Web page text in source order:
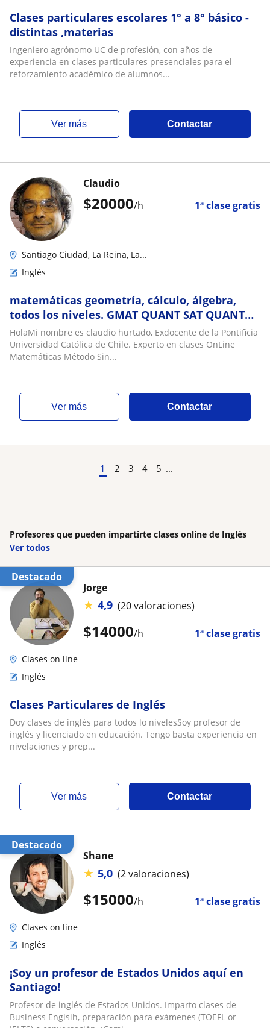
Clases particulares escolares 1° a 8° básico -
distintas ,materias
Ingeniero agrónomo UC de profesión, con años de
experiencia en clases particulares presenciales para el
reforzamiento académico de alumnos...
ver más Contactar
$20000/h 1ª clase gratis
Claudio
Santiago Ciudad, La Reina, La...
Inglés
matemáticas geometría, cálculo, álgebra,
todos los niveles. GMAT QUANT SAT QUANT
GRE QUANT
HolaMi nombre es claudio hurtado, Exdocente de la Pontificia
Universidad Católica de Chile. Experto en clases OnLine
Matemáticas Método Sin...
ver más Contactar
1 2 3 4 5 ...
Profesores que pueden impartirte clases online de Inglés
Ver todos
Destacado
$14000/h 1ª clase gratis
Jorge
★ 4,9 (20 valoraciones)
Clases on line
Inglés
Clases Particulares de Inglés
Doy clases de inglés para todos lo nivelesSoy profesor de
inglés y licenciado en educación. Tengo basta experiencia en
nivelaciones y prep...
ver más Contactar
Destacado
$15000/h 1ª clase gratis
Shane
★ 5,0 (2 valoraciones)
Clases on line
Inglés
¡Soy un profesor de Estados Unidos aquí en
Santiago!
Profesor de inglés de Estados Unidos. Imparto clases de
Business Englsih, preparación para exámenes (TOEFL or